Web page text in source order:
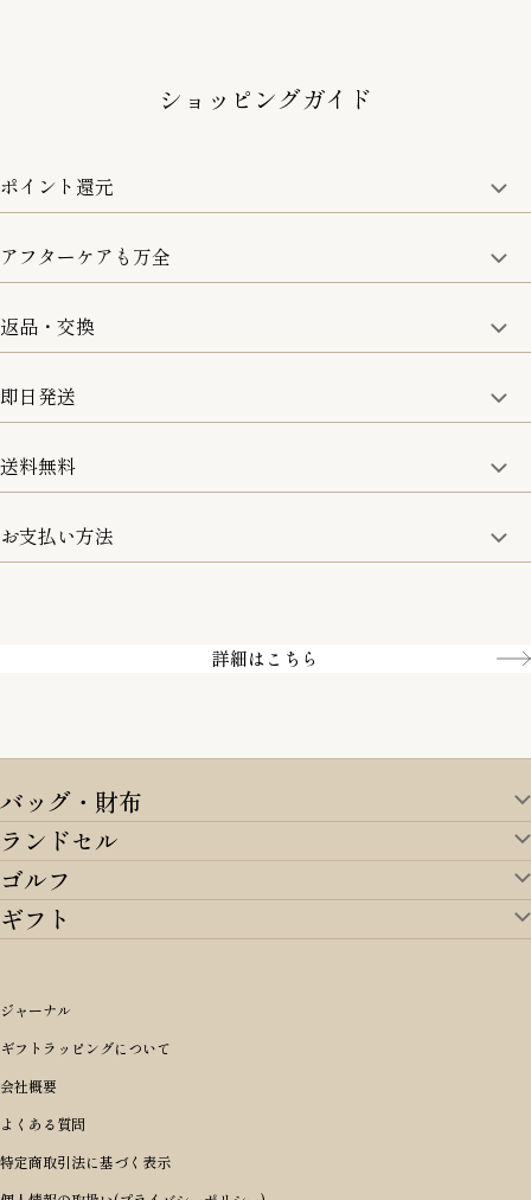
ショッピングガイド
ポイント還元
商品金額の10%をポイント還元いたします。
アフターケアも万全
取り扱い商品はすべて正規品となります。
修理などのご相談に関しましては、責任を持って対応させてい
ただきます。
返品・交換
8日以内なら、返品・交換も可能です。
即日発送
15:00までのご注文は即日発送
お取寄せ商品を除く
送料無料
5,500円(税込)以上で全国送料無料となります。
お支払い方法
詳細はこちら
バッグ・財布
バッグ・財布TOP
すべてを見る
アイテムから選ぶ
リュックサック・デイパック・バックパック
ショルダーバッグ
ボディバッグ・ウエストバッグ
長財布
二つ折り財布
m＋ エムピウ
PORTER 吉田カバン ポーター
BRIEFING ブリーフィング
Dakota ダコタ
CLEDRAN クレドラン
ランドセル
ランドセルTOP
すべてを見る
オリジナルランドセル
女の子ランドセル
男の子ランドセル
ランドセル小物・その他
レッド
価格から選ぶ
〜49,999円
50,000円〜59,999円
60,000円〜69,999円
70,000円〜79,999円
ゴルフ
ゴルフTOP
アイテムから選ぶ
キャディバッグ
ヘッドカバー
ゴルフ小物
ゴルフウェア/アクセサリー
ブランドから選ぶ
BRIEFING ブリーフィング
master-piece マスターピース
JONES ジョーンズ
ギフト
シーンから探す
誕生日
結婚祝い
出産祝い
入学・進学祝い
性別・年齢から探す
男性向け
女性向け
10代
予算から探す
〜4,999円
5,000円〜9,999円
ジャーナル
ギフトラッピングについて
会社概要
よくある質問
特定商取引法に基づく表示